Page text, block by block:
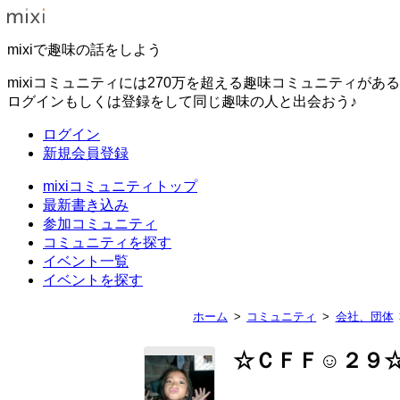
mixiで趣味の話をしよう
mixiコミュニティには270万を超える趣味コミュニティがある
ログインもしくは登録をして同じ趣味の人と出会おう♪
ログイン
新規会員登録
mixiコミュニティトップ
最新書き込み
参加コミュニティ
コミュニティを探す
イベント一覧
イベントを探す
ホーム コミュニティ 会社、団体
☆ＣＦＦ☺２９